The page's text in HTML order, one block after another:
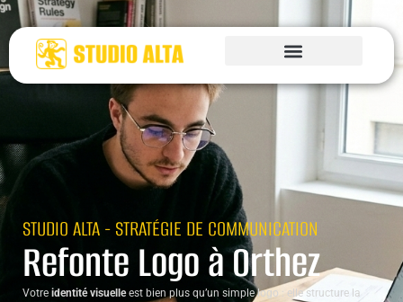
STUDIO ALTA - STRATÉGIE DE COMMUNICATION
Refonte Logo à Orthez
Votre identité visuelleest bien plus qu’un simple logo : elle structure la